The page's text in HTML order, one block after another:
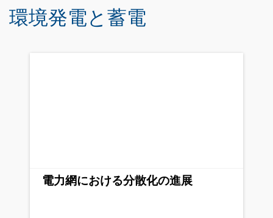
環境発電と蓄電
電力網における分散化の進展